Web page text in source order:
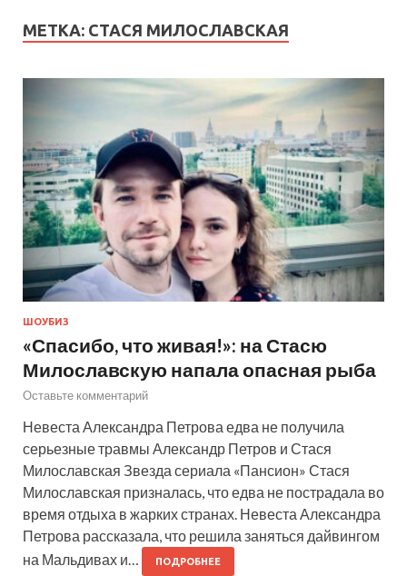
МЕТКА: СТАСЯ МИЛОСЛАВСКАЯ
ШОУБИЗ
«Спасибо, что живая!»: на Стасю
Милославскую напала опасная рыба
Оставьте комментарий
Невеста Александра Петрова едва не получила
серьезные травмы Александр Петров и Стася
Милославская Звезда сериала «Пансион» Стася
Милославская призналась, что едва не пострадала во
время отдыха в жарких странах. Невеста Александра
Петрова рассказала, что решила заняться дайвингом
на Мальдивах и…
ПОДРОБНЕЕ